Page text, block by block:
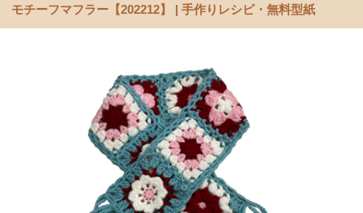
モチーフマフラー【202212】 | 手作りレシピ・無料型紙